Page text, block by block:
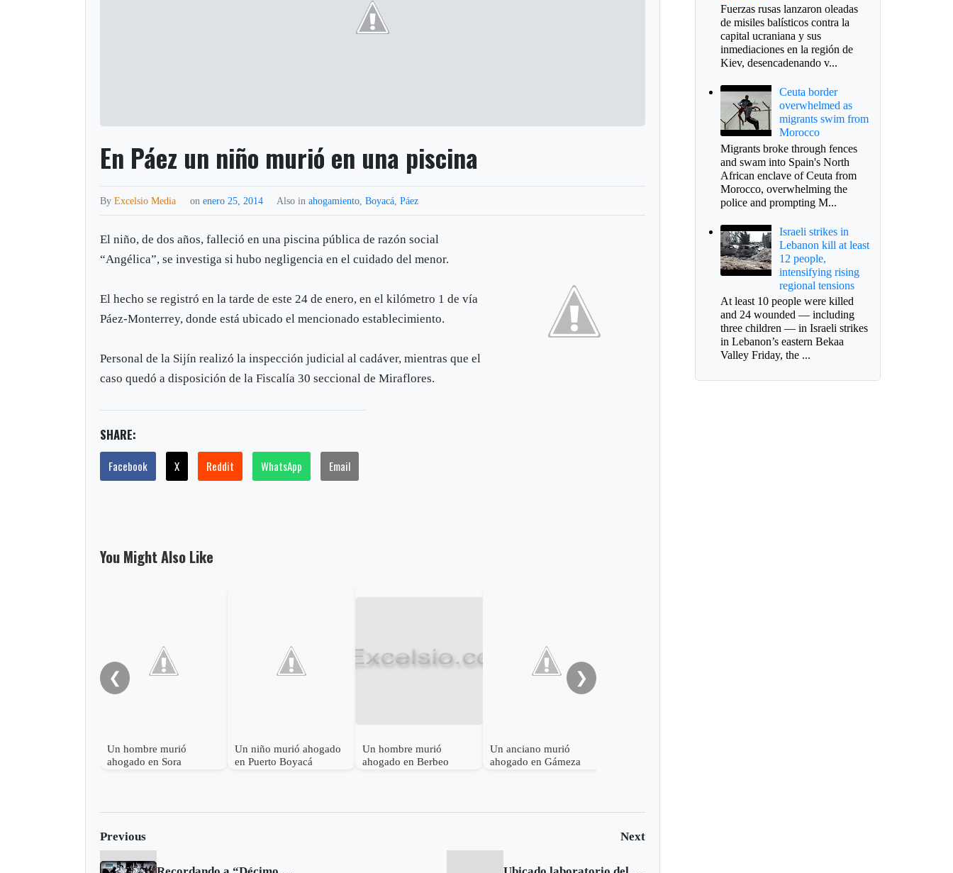
En Páez un niño murió en una piscina
ByExcelsio Media onenero 25, 2014 Also inahogamiento ,Boyacá ,Páez
El niño, de dos años, falleció en una piscina pública de razón social
“Angélica”, se investiga si hubo negligencia en el cuidado del menor.
El hecho se registró en la tarde de este 24 de enero, en el kilómetro 1 de vía
Páez-Monterrey, donde está ubicado el mencionado establecimiento.
Personal de la Sijín realizó la inspección judicial al cadáver, mientras que el
caso quedó a disposición de la Fiscalía 30 seccional de Miraflores.
SHARE:
Facebook X Reddit WhatsApp Email
You Might Also Like
❮
Un hombre murió
ahogado en Sora
Un niño murió ahogado
en Puerto Boyacá
Un hombre murió
ahogado en Berbeo
Un anciano murió
ahogado en Gámeza
❯
Previous Next
Fuerzas rusas lanzaron oleadas
de misiles balísticos contra la
capital ucraniana y sus
inmediaciones en la región de
Kiev, desencadenando v...
Ceuta border
overwhelmed as
migrants swim from
Morocco
Migrants broke through fences
and swam into Spain's North
African enclave of Ceuta from
Morocco, overwhelming the
police and prompting M...
Israeli strikes in
Lebanon kill at least
12 people,
intensifying rising
regional tensions
At least 10 people were killed
and 24 wounded — including
three children — in Israeli strikes
in Lebanon’s eastern Bekaa
Valley Friday, the ...